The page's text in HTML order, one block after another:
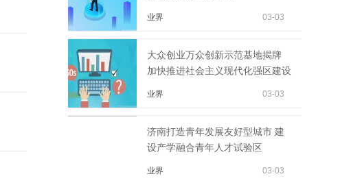
业界 03-03
大众创业万众创新示范基地揭牌
加快推进社会主义现代化强区建设
业界 03-03
济南打造青年发展友好型城市 建
设产学融合青年人才试验区
业界 03-03